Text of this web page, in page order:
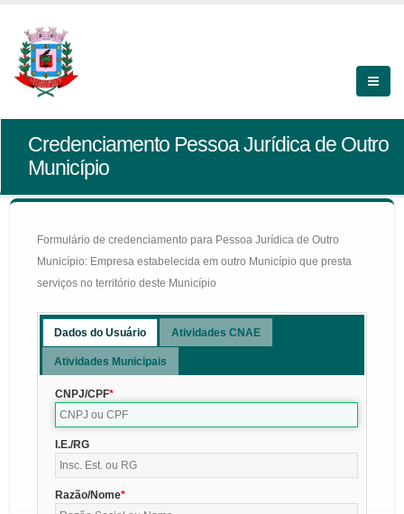
Credenciamento Pessoa Jurídica de Outro
Município
Formulário de credenciamento para Pessoa Jurídica de Outro
Município: Empresa estabelecida em outro Município que presta
serviços no território deste Município
Dados do Usuário Atividades CNAE
Atividades Municipais
CNPJ/CPF
I.E./RG
Razão/Nome